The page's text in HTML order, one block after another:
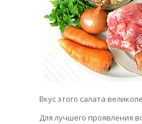
Вкус этого салата
Для лучшего проявления